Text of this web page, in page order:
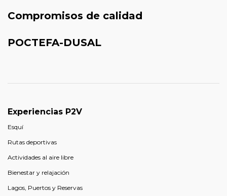
Compromisos de calidad
POCTEFA-DUSAL
Experiencias P2V
Esquí
Rutas deportivas
Actividades al aire libre
Bienestar y relajación
Lagos, Puertos y Reservas